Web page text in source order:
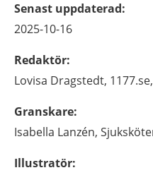
Senast uppdaterad:
2025-10-16
Redaktör:
Lovisa Dragstedt,
Granskare:
Isabella Lanzén,
Illustratör: